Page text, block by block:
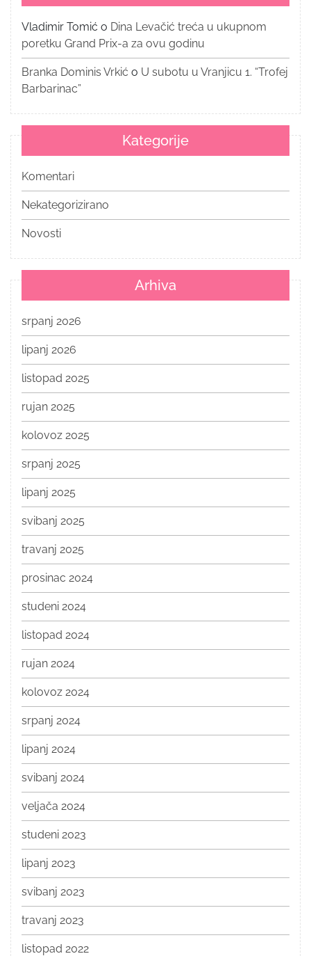
Vladimir Tomić o Dina Levačić treća u ukupnom
poretku Grand Prix-a za ovu godinu
Branka Dominis Vrkić o U subotu u Vranjicu 1. “Trofej
Barbarinac”
Kategorije
Komentari
Nekategorizirano
Novosti
Arhiva
srpanj 2026
lipanj 2026
listopad 2025
rujan 2025
kolovoz 2025
srpanj 2025
lipanj 2025
svibanj 2025
travanj 2025
prosinac 2024
studeni 2024
listopad 2024
rujan 2024
kolovoz 2024
srpanj 2024
lipanj 2024
svibanj 2024
veljača 2024
studeni 2023
lipanj 2023
svibanj 2023
travanj 2023
listopad 2022